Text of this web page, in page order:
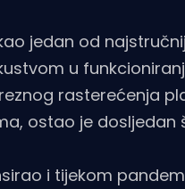
jedan od
u
rasterećenja
ostao je dosljedan
i tijekom